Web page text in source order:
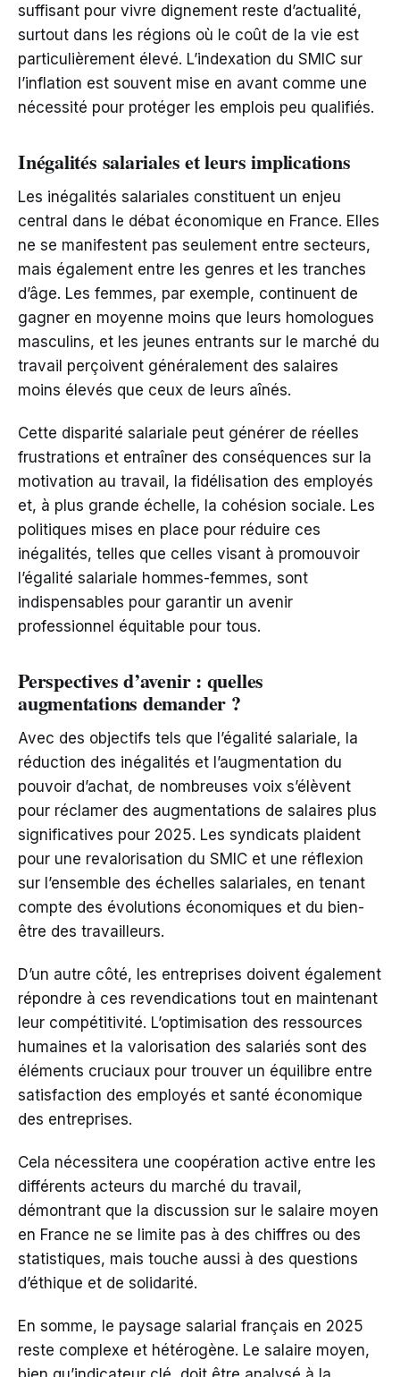
suffisant pour vivre dignement reste d’actualité,
surtout dans les régions où le coût de la vie est
particulièrement élevé. L’indexation du SMIC sur
l’inflation est souvent mise en avant comme une
nécessité pour protéger les emplois peu qualifiés.
Inégalités salariales et leurs implications
Les inégalités salariales constituent un enjeu
central dans le débat économique en France. Elles
ne se manifestent pas seulement entre secteurs,
mais également entre les genres et les tranches
d’âge. Les femmes, par exemple, continuent de
gagner en moyenne moins que leurs homologues
masculins, et les jeunes entrants sur le marché du
travail perçoivent généralement des salaires
moins élevés que ceux de leurs aînés.
Cette disparité salariale peut générer de réelles
frustrations et entraîner des conséquences sur la
motivation au travail, la fidélisation des employés
et, à plus grande échelle, la cohésion sociale. Les
politiques mises en place pour réduire ces
inégalités, telles que celles visant à promouvoir
l’égalité salariale hommes-femmes, sont
indispensables pour garantir un avenir
professionnel équitable pour tous.
Perspectives d’avenir : quelles
augmentations demander ?
Avec des objectifs tels que l’égalité salariale, la
réduction des inégalités et l’augmentation du
pouvoir d’achat, de nombreuses voix s’élèvent
pour réclamer des augmentations de salaires plus
significatives pour 2025. Les syndicats plaident
pour une revalorisation du SMIC et une réflexion
sur l’ensemble des échelles salariales, en tenant
compte des évolutions économiques et du bien-
être des travailleurs.
D’un autre côté, les entreprises doivent également
répondre à ces revendications tout en maintenant
leur compétitivité. L’optimisation des ressources
humaines et la valorisation des salariés sont des
éléments cruciaux pour trouver un équilibre entre
satisfaction des employés et santé économique
des entreprises.
Cela nécessitera une coopération active entre les
différents acteurs du marché du travail,
démontrant que la discussion sur le salaire moyen
en France ne se limite pas à des chiffres ou des
statistiques, mais touche aussi à des questions
d’éthique et de solidarité.
En somme, le paysage salarial français en 2025
reste complexe et hétérogène. Le salaire moyen,